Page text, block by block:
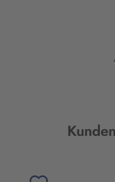
Produktgalerie